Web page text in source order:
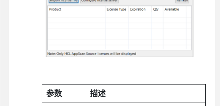
参数
描述